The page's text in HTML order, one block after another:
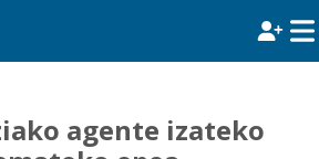
agente izateko